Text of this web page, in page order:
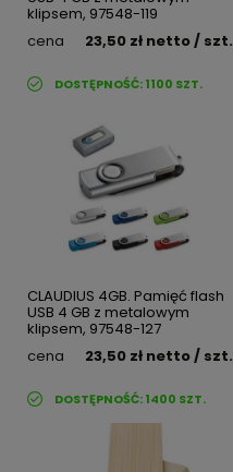
klipsem, 97548-119
cena
23,50 zł netto/ szt.
DOSTĘPNOŚĆ:1100 SZT.
CLAUDIUS 4GB. Pamięć flash
USB 4 GB z metalowym
klipsem, 97548-127
cena
23,50 zł netto/ szt.
DOSTĘPNOŚĆ:1400 SZT.